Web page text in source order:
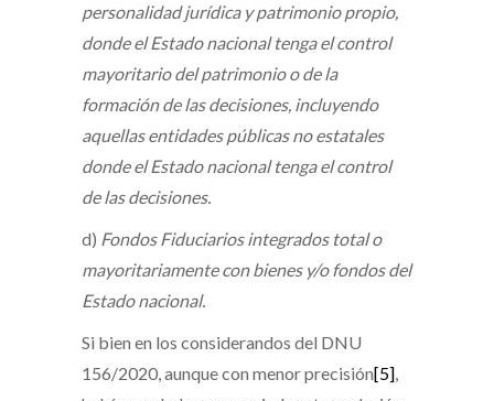
personalidad jurídica y patrimonio propio,
donde el Estado nacional tenga el control
mayoritario del patrimonio o de la
formación de las decisiones, incluyendo
aquellas entidades públicas no estatales
donde el Estado nacional tenga el control
de las decisiones.
d) Fondos Fiduciarios integrados total o
mayoritariamente con bienes y/o fondos del
Estado nacional.
Si bien en los considerandos del DNU
156/2020, aunque con menor precisión[5],